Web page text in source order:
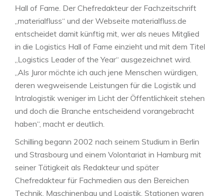
Hall of Fame. Der Chefredakteur der Fachzeitschrift
„materialfluss“ und der Webseite materialfluss.de
entscheidet damit künftig mit, wer als neues Mitglied
in die Logistics Hall of Fame einzieht und mit dem Titel
„Logistics Leader of the Year“ ausgezeichnet wird.
„Als Juror möchte ich auch jene Menschen würdigen,
deren wegweisende Leistungen für die Logistik und
Intralogistik weniger im Licht der Öffentlichkeit stehen
und doch die Branche entscheidend vorangebracht
haben“, macht er deutlich.
Schilling begann 2002 nach seinem Studium in Berlin
und Strasbourg und einem Volontariat in Hamburg mit
seiner Tätigkeit als Redakteur und später
Chefredakteur für Fachmedien aus den Bereichen
Technik, Maschinenbau und Logistik. Stationen waren